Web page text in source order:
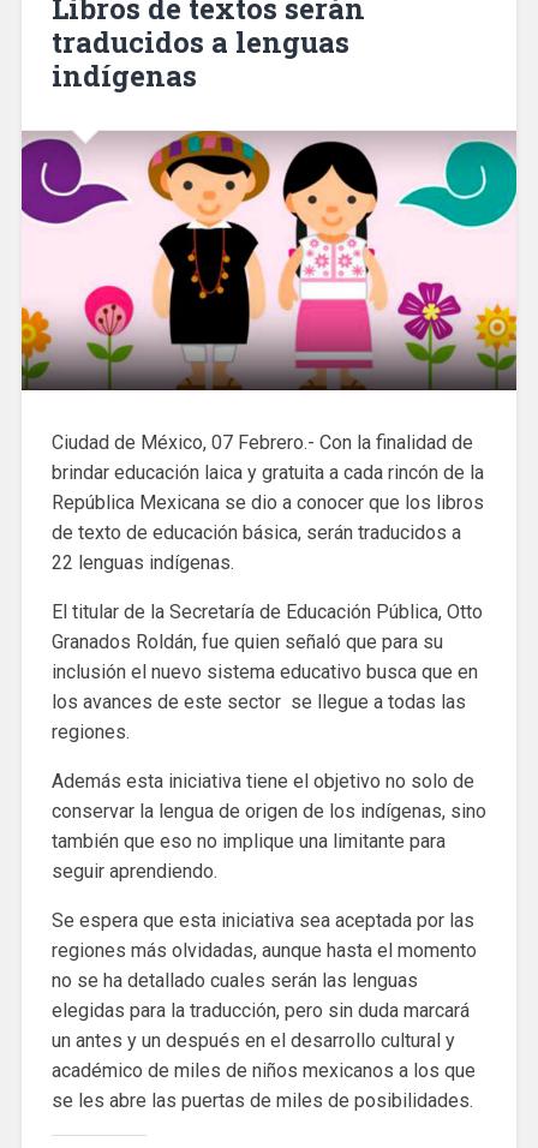
Libros de textos serán
traducidos a lenguas
indígenas
Ciudad de México, 07 Febrero.- Con la finalidad de
brindar educación laica y gratuita a cada rincón de la
República Mexicana se dio a conocer que los libros
de texto de educación básica, serán traducidos a
22 lenguas indígenas.
El titular de la Secretaría de Educación Pública, Otto
Granados Roldán, fue quien señaló que para su
inclusión el nuevo sistema educativo busca que en
los avances de este sector se llegue a todas las
regiones.
Además esta iniciativa tiene el objetivo no solo de
conservar la lengua de origen de los indígenas, sino
también que eso no implique una limitante para
seguir aprendiendo.
Se espera que esta iniciativa sea aceptada por las
regiones más olvidadas, aunque hasta el momento
no se ha detallado cuales serán las lenguas
elegidas para la traducción, pero sin duda marcará
un antes y un después en el desarrollo cultural y
académico de miles de niños mexicanos a los que
se les abre las puertas de miles de posibilidades.